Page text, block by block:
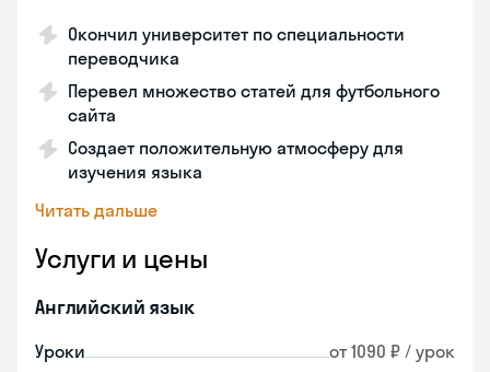
Окончил университет по специальности
переводчика
Перевел множество статей для футбольного
сайта
Создает положительную атмосферу для
изучения языка
Читать дальше
Услуги и цены
Английский язык
Уроки от 1090 ₽ / урок